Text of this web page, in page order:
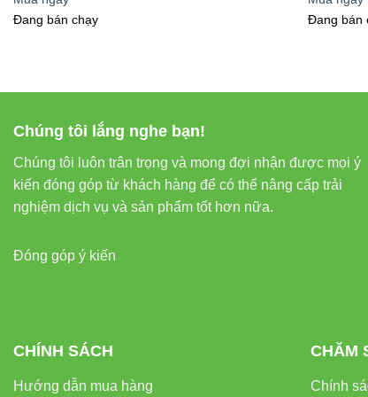
giúp tiết
4.1.
Trong môi
mỏi mắt khi
Đang bán chạy
Đang bán
Chúng tôi lắng nghe bạn!
Chúng tôi luôn trân trọng và mong đợi nhận được mọi ý
kiến đóng góp từ khách hàng để có thể nâng cấp trải
nghiệm dịch vụ và sản phẩm tốt hơn nữa.
Đóng góp ý kiến
CHÍNH SÁCH
Hướng dẫn mua hàng
CHĂM
Chính